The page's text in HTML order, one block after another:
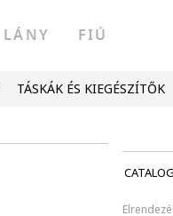
LÁNY FIÚ
TÁSKÁK ÉS KIEGÉSZÍTŐK